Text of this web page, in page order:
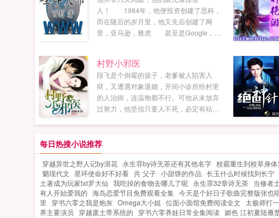
人！ 1984年，他便投资创建了思科，
而在随后的岁月里，他又先后创建了网
景，亚马逊，雅虎 甚至是Google，
村野小邪医
段飞是个倒霉的孩子，老爹被人陷害入
狱，又遭遇对象退婚，开间小诊所给村里
的人治病，连温饱都不行。可他从未放弃
过努力，他坚信只要人不死，必定有站在
女青睐陪伴。这是个励志故事，段飞的崛
起之路经受无数阴谋陷害，可他为了坚守
正义毫不畏惧，视死如归跟邪恶力量做斗
争。...
每日热搜小说推荐
穿越异世之野人记by浪花 永生罪by诗无茶还有其他名字 校霸重生到校草身体
魈现代文 星环使命好不好看 共 父子 小甜饼的作品 长玉什么时候找到长宁
土著成为玩家txt罗大仙 我吃掉的食物去哪儿了呢 永生罪32章诗无茶 当修者
有人开始爱我的 海岛恋爱节目免费观看全集 今天是个好日子歌曲完整版张也
里
穿书六零之我是炮灰 Omega大小姐 位面小面馆免费阅读全文 太极师打
界主要演员 穿越废土带系统的 穿书六零养娃日常全集阅读 媚色 江初夏陆雁